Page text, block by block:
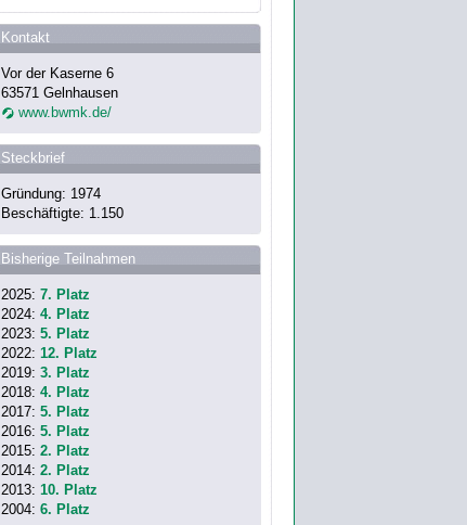
Kontakt
Vor der Kaserne 6
63571 Gelnhausen
www.bwmk.de/
Steckbrief
Gründung: 1974
Beschäftigte: 1.150
Bisherige Teilnahmen
2025: 7. Platz
2024: 4. Platz
2023: 5. Platz
2022: 12. Platz
2019: 3. Platz
2018: 4. Platz
2017: 5. Platz
2016: 5. Platz
2015: 2. Platz
2014: 2. Platz
2013: 10. Platz
2004: 6. Platz